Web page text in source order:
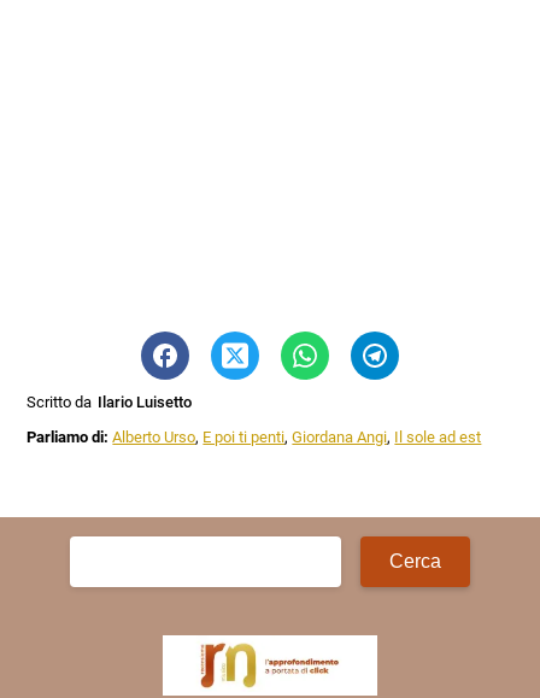
Scritto da Ilario Luisetto
Parliamo di:Alberto Urso, E poi ti penti,Giordana Angi, Il sole ad est
Ricerca